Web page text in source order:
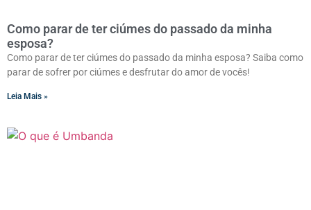
Como parar de ter ciúmes do passado da minha
esposa?
Como parar de ter ciúmes do passado da minha esposa? Saiba como
parar de sofrer por ciúmes e desfrutar do amor de vocês!
Leia Mais »